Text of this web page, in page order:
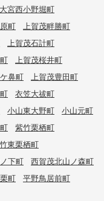
大宮西小野堀町
町
上賀茂畔勝町
上賀茂石計町
上賀茂桜井町
鼻町
上賀茂豊田町
衣笠大祓町
小山東大野町
小山元町
紫竹栗栖町
東栗栖町
下町
西賀茂北山ノ森町
町
平野鳥居前町